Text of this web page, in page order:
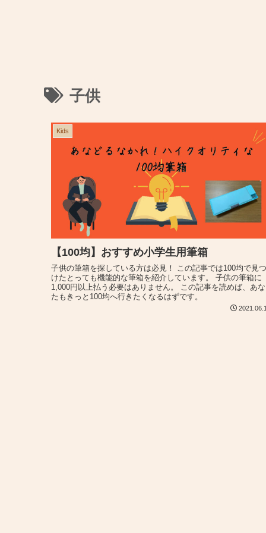
子供
Kids
【100均】おすすめ小学生用筆箱
子供の筆箱を探している方は必見！ この記事では100均で見つ
けたとっても機能的な筆箱を紹介しています。 子供の筆箱に
1,000円以上払う必要はありません。 この記事を読めば、あな
たもきっと100均へ行きたくなるはずです。